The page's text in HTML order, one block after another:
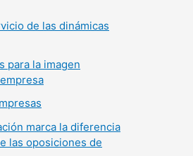
de las dinámicas
para la imagen
marca la diferencia
las oposiciones de